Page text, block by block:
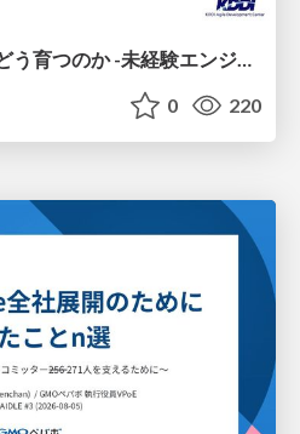
AI時代、エンジニアはどう育つのか -未経験エンジニアの成長を間近で見て考えたこと-
0 220